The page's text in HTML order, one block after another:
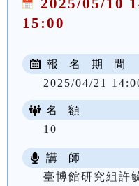
15:00
報 名 期 間
2025/04/21
名 額
10
講 師
臺博館研究組許